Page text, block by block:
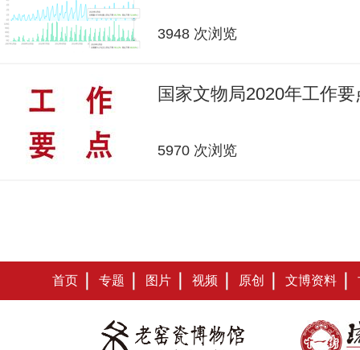
3948 次浏览
国家文物局2020年工作要
5970 次浏览
首页 专题 图片 视频 原创 文博资料